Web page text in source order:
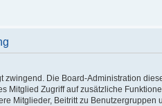
zwingend. Die Board-Administration
Mitglied Zugriff auf zusätzliche
Mitglieder, Beitritt zu